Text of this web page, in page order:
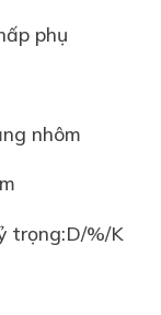
phụ
nhôm
trọng:D/%/K